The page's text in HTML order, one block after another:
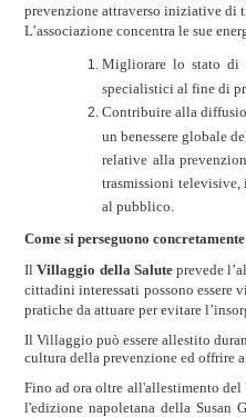
prevenzione attraverso iniziative di
L’associazione concentra le sue
Migliorare lo stato di
specialistici al fine di
Contribuire alla
un benessere globale
relative alla
trasmissioni
al pubblico.
Come si perseguono
Il Villaggio della Saluteprevede
cittadini interessati possono essere
pratiche da attuare per evitare
Il Villaggio può essere allestito
cultura della prevenzione ed offrire
Fino ad ora oltre all'allestimento
l'edizione napoletana della Susan